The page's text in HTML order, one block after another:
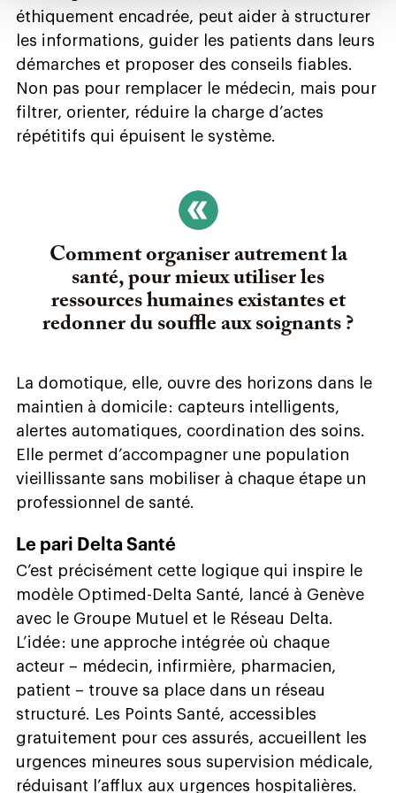
éthiquement encadrée, peut aider à structurer
les informations, guider les patients dans leurs
démarches et proposer des conseils fiables.
Non pas pour remplacer le médecin, mais pour
filtrer, orienter, réduire la charge d’actes
répétitifs qui épuisent le système.
Comment organiser autrement la
santé, pour mieux utiliser les
ressources humaines existantes et
redonner du souffle aux soignants ?
La domotique, elle, ouvre des horizons dans le
maintien à domicile : capteurs intelligents,
alertes automatiques, coordination des soins.
Elle permet d’accompagner une population
vieillissante sans mobiliser à chaque étape un
professionnel de santé.
Le pari Delta Santé
C’est précisément cette logique qui inspire le
modèle Optimed-Delta Santé, lancé à Genève
avec le Groupe Mutuel et le Réseau Delta.
L’idée : une approche intégrée où chaque
acteur – médecin, infirmière, pharmacien,
patient – trouve sa place dans un réseau
structuré. Les Points Santé, accessibles
gratuitement pour ces assurés, accueillent les
urgences mineures sous supervision médicale,
réduisant l’afflux aux urgences hospitalières.